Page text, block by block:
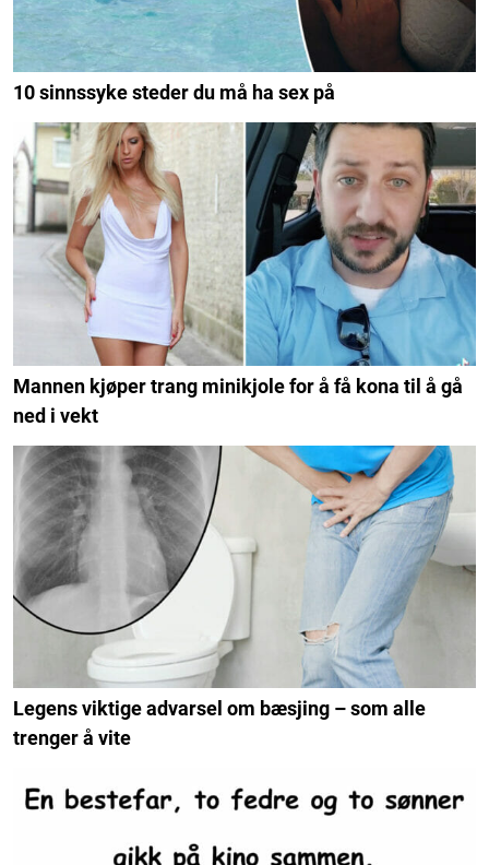
10 sinnssyke steder du må ha sex på
Mannen kjøper trang minikjole for å få kona til å gå
ned i vekt
Legens viktige advarsel om bæsjing – som alle
trenger å vite